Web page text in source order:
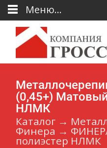
(0,45+)
НЛМК
Каталог →
Финера →
полиэстер НЛМК
Меню...